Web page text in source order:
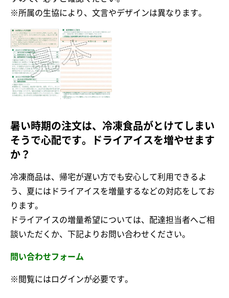
※所属の生協により、文言やデザインは異なります。
暑い時期の注文は、冷凍食品がとけてしまい
そうで心配です。ドライアイスを増やせます
か？
冷凍商品は、帰宅が遅い方でも安心して利用できるよ
う、夏にはドライアイスを増量するなどの対応をしてお
ります。
ドライアイスの増量希望については、配達担当者へご相
談いただくか、下記よりお問い合わせください。
問い合わせフォーム
※閲覧にはログインが必要です。